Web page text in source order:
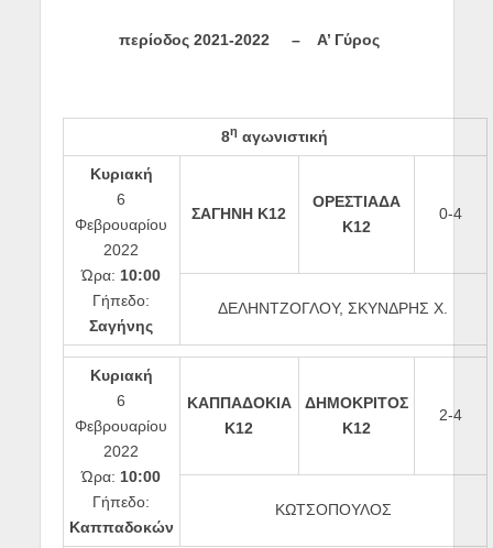
περίοδος 2021-2022 – Α’ Γύρος
8η αγωνιστική
Κυριακή
6
Φεβρουαρίου
2022
Ώρα: 10:00
Γήπεδο:
Σαγήνης
ΣΑΓΗΝΗ Κ12
ΟΡΕΣΤΙΑΔΑ
Κ12
0-4
ΔΕΛΗΝΤΖΟΓΛΟΥ, ΣΚΥΝΔΡΗΣ Χ.
Κυριακή
6
Φεβρουαρίου
2022
Ώρα: 10:00
Γήπεδο:
Καππαδοκών
ΚΑΠΠΑΔΟΚΙΑ
Κ12
ΔΗΜΟΚΡΙΤΟΣ
Κ12
2-4
ΚΩΤΣΟΠΟΥΛΟΣ